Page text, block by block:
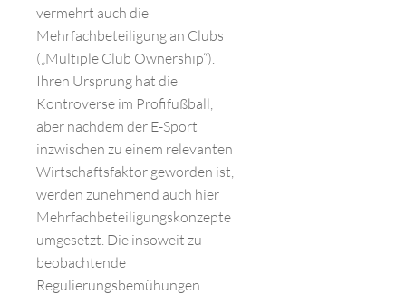
vermehrt auch die
Mehrfachbeteiligung an Clubs
(„Multiple Club Ownership“).
Ihren Ursprung hat die
Kontroverse im Profifußball,
aber nachdem der E-Sport
inzwischen zu einem relevanten
Wirtschaftsfaktor geworden ist,
werden zunehmend auch hier
Mehrfachbeteiligungskonzepte
umgesetzt. Die insoweit zu
beobachtende
Regulierungsbemühungen